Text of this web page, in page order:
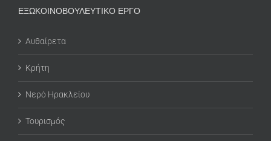
ΕΞΩΚΟΙΝΟΒΟΥΛΕΥΤΙΚΟ ΕΡΓΟ
Αυθαίρετα
Κρήτη
Νερό Ηρακλείου
Τουρισμός